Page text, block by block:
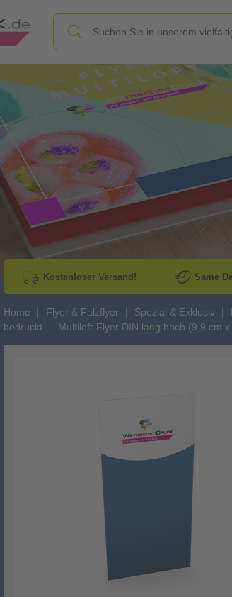
Go to Previous Slide
Kostenloser Versand! Same
Home Flyer & Falzflyer Spezial & Exklusiv
bedruckt
Multiloft-Flyer DIN lang hoch (9,9 cm